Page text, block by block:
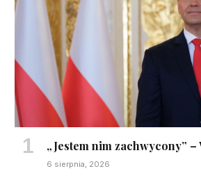
„Jestem nim zachwycony” –
6 sierpnia, 2026